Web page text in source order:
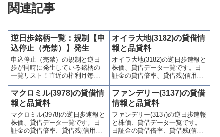
関連記事
逆日歩銘柄一覧：規制【申
込停止（売禁）】発生
申込停止（売禁）の規制と逆日
歩が同時に発生している銘柄の
一覧リスト！直近の権利月毎に
まとめて表示、平日毎日更新、
逆日歩【申込停止】規制発表の
速報情報！株価、逆日歩、最大
逆日歩、貸借残のチェックで比
較可能。時系列チェック用の個
別銘柄リンク先も掲載。
オイラ大地(3182)の貸借情
報と品貸料
オイラ大地(3182)の逆日歩速報と
株価、貸借データ一覧です。日
証金の貸借倍率、貸借残(信用買
残、信用売残)、品貸料(逆日
歩)、東証の週末残高、規制(注意
喚起・申込停止)など、空売り関
連情報を集計し、図解でわかり
やすくまとめて掲載していま
す。
マクロミル(3978)の貸借情
報と品貸料
マクロミル(3978)の逆日歩速報と
株価、貸借データ一覧です。日
証金の貸借倍率、貸借残(信用買
ファンデリー(3137)の貸借
情報と品貸料
ファンデリー(3137)の逆日歩速報
と株価、貸借データ一覧です。
日証金の貸借倍率、貸借残(信用